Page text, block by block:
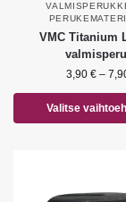
VMC Titanium
3,90 € –
Valitse